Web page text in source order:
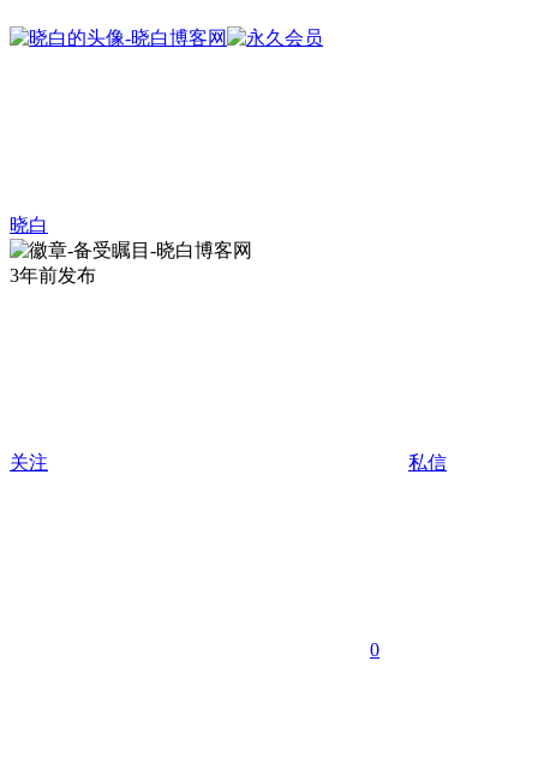
晓白
3年前发布
关注 私信
0